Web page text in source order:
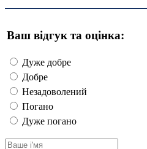
Ваш відгук та оцінка:
Дуже добре
Добре
Незадоволений
Погано
Дуже погано